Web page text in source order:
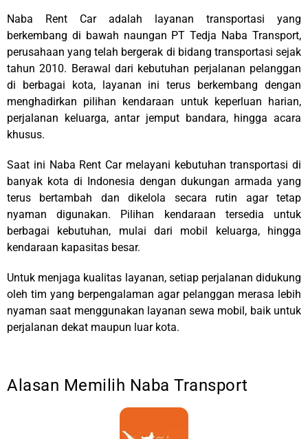
Naba Rent Car adalah layanan transportasi yang
berkembang di bawah naungan PT Tedja Naba Transport,
perusahaan yang telah bergerak di bidang transportasi sejak
tahun 2010. Berawal dari kebutuhan perjalanan pelanggan
di berbagai kota, layanan ini terus berkembang dengan
menghadirkan pilihan kendaraan untuk keperluan harian,
perjalanan keluarga, antar jemput bandara, hingga acara
khusus.
Saat ini Naba Rent Car melayani kebutuhan transportasi di
banyak kota di
Indonesia dengan dukungan armada yang
terus bertambah dan dikelola secara rutin agar tetap
nyaman digunakan. Pilihan kendaraan tersedia untuk
berbagai kebutuhan, mulai dari mobil keluarga, hingga
kendaraan kapasitas besar.
Untuk menjaga kualitas layanan, setiap perjalanan didukung
oleh tim yang berpengalaman agar pelanggan merasa lebih
nyaman saat menggunakan layanan sewa mobil, baik untuk
perjalanan dekat maupun luar kota.
Alasan Memilih Naba Transport